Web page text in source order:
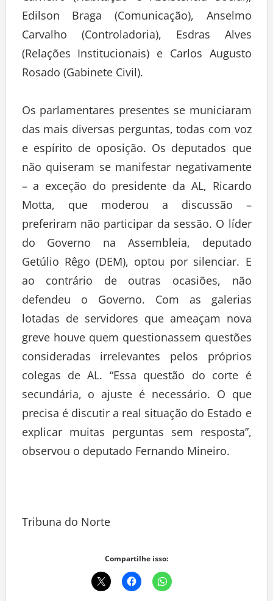
Edilson Braga (Comunicação), Anselmo
Carvalho (Controladoria), Esdras Alves
(Relações Institucionais) e Carlos Augusto
Rosado (Gabinete Civil).
Os parlamentares presentes se municiaram
das mais diversas perguntas, todas com voz
e espírito de oposição. Os deputados que
não quiseram se manifestar negativamente
– a exceção do presidente da AL, Ricardo
Motta, que moderou a discussão –
preferiram não participar da sessão. O líder
do Governo na Assembleia, deputado
Getúlio Rêgo (DEM), optou por silenciar. E
ao contrário de outras ocasiões, não
defendeu o Governo. Com as galerias
lotadas de servidores que ameaçam nova
greve houve quem questionassem questões
consideradas irrelevantes pelos próprios
colegas de AL. “Essa questão do corte é
secundária, o ajuste é necessário. O que
precisa é discutir a real situação do Estado e
explicar muitas perguntas sem resposta”,
observou o deputado Fernando Mineiro.
Tribuna do Norte
Compartilhe isso: